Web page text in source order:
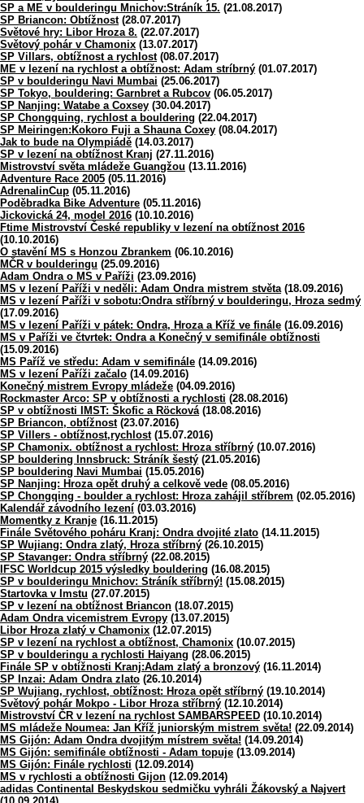
SP a ME v boulderingu Mnichov:Stráník 15. (21.08.2017)
SP Briancon: Obtížnost(28.07.2017)
Světové hry: Libor Hroza 8. (22.07.2017)
Světový pohár v Chamonix (13.07.2017)
SP Villars, obtížnost a rychlost(08.07.2017)
ME v lezení na rychlost a obtížnost: Adam stríbrný (01.07.2017)
SP v boulderingu Navi Mumbai (25.06.2017)
SP Tokyo, bouldering: Garnbret a Rubcov (06.05.2017)
SP Nanjing: Watabe a Coxsey (30.04.2017)
SP Chongquing, rychlost a bouldering (22.04.2017)
SP Meiringen:Kokoro Fuji a Shauna Coxey (08.04.2017)
Jak to bude na Olympiádě (14.03.2017)
SP v lezení na obtížnost Kranj (27.11.2016)
Mistrovství světa mládeže Guangžou (13.11.2016)
Adventure Race 2005 (05.11.2016)
AdrenalinCup (05.11.2016)
Poděbradka Bike Adventure (05.11.2016)
Jickovická 24, model 2016 (10.10.2016)
Ftime Mistrovství České republiky v lezení na obtížnost 2016
(10.10.2016)
O stavění MS s Honzou Zbrankem (06.10.2016)
MČR v boulderingu (25.09.2016)
Adam Ondra o MS v Paříži (23.09.2016)
MS v lezení Paříži v neděli: Adam Ondra mistrem stvěta (18.09.2016)
MS v lezení Paříži v sobotu:Ondra stříbrný v boulderingu, Hroza sedmý
(17.09.2016)
MS v lezení Paříži v pátek: Ondra, Hroza a Kříž ve finále (16.09.2016)
MS v Paříži ve čtvrtek: Ondra a Konečný v semifinále obtížnosti
(15.09.2016)
MS Paříž ve středu: Adam v semifinále (14.09.2016)
MS v lezení Paříži začalo (14.09.2016)
Konečný mistrem Evropy mládeže (04.09.2016)
Rockmaster Arco: SP v obtížnosti a rychlosti (28.08.2016)
SP v obtížnosti IMST: Škofic a Röcková (18.08.2016)
SP Briancon, obtížnost(23.07.2016)
SP Villers - obtížnost,rychlost(15.07.2016)
SP Chamonix. obtížnost a rychlost: Hroza stříbrný (10.07.2016)
SP bouldering Innsbruck: Stráník šestý (21.05.2016)
SP bouldering Navi Mumbai (15.05.2016)
SP Nanjing: Hroza opět druhý a celkově vede (08.05.2016)
SP Chongqing - boulder a rychlost: Hroza zahájil stříbrem (02.05.2016)
Kalendář závodního lezení (03.03.2016)
Momentky z Kranje (16.11.2015)
Finále Světového poháru Kranj: Ondra dvojité zlato (14.11.2015)
SP Wujiang: Ondra zlatý, Hroza stříbrný (26.10.2015)
SP Stavanger: Ondra stříbrný (22.08.2015)
IFSC Worldcup 2015 výsledky bouldering (16.08.2015)
SP v boulderingu Mnichov: Stráník stříbrný! (15.08.2015)
Startovka v Imstu (27.07.2015)
SP v lezení na obtížnost Briancon (18.07.2015)
Adam Ondra vicemistrem Evropy (13.07.2015)
Libor Hroza zlatý v Chamonix (12.07.2015)
SP v lezení na rychlost a obtížnost, Chamonix (10.07.2015)
SP v boulderingu a rychlosti Haiyang (28.06.2015)
Finále SP v obtížnosti Kranj:Adam zlatý a bronzový (16.11.2014)
SP Inzai: Adam Ondra zlato (26.10.2014)
SP Wujiang, rychlost, obtížnost: Hroza opět stříbrný (19.10.2014)
Světový pohár Mokpo - Libor Hroza stříbrný (12.10.2014)
Mistrovství ČR v lezení na rychlost SAMBARSPEED (10.10.2014)
MS mládeže Noumea: Jan Kříž juniorským mistrem světa! (22.09.2014)
MS Gijón: Adam Ondra dvojitým místrem světa! (14.09.2014)
MS Gijón: semifinále obtížnosti - Adam topuje (13.09.2014)
MS Gijón: Finále rychlosti (12.09.2014)
MS v rychlosti a obtížnosti Gijon (12.09.2014)
adidas Continental Beskydskou sedmičku vyhráli Žákovský a Najvert